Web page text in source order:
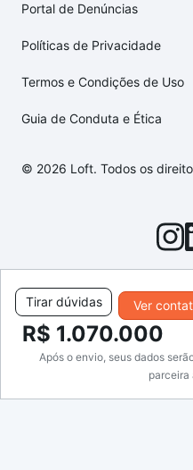
Ver
Tirar dúvidas
R$ 1.070.000
Após o envio, seus dados
parceira
Portal de Denúncias
Políticas de Privacidade
Termos e Condições de Uso
Guia de Conduta e Ética
© 2026 Loft. Todos os